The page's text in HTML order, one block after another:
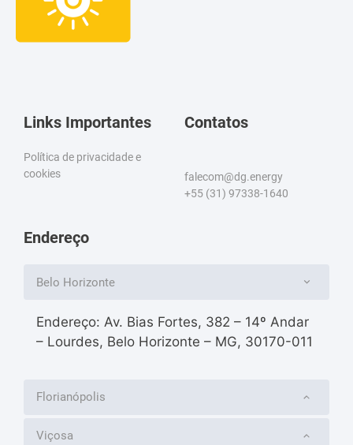
Links Importantes
Política de privacidade e
cookies
Contatos
falecom@dg.energy
+55 (31) 97338-1640
Endereço
Belo Horizonte
Endereço: Av. Bias Fortes, 382 – 14º Andar
– Lourdes, Belo Horizonte – MG, 30170-011
Florianópolis
Viçosa